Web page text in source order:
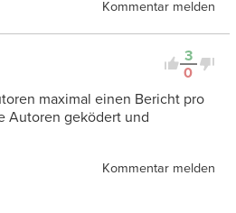
Kommentar melden
3
0
maximal einen Bericht pro
Autoren geködert und
Kommentar melden